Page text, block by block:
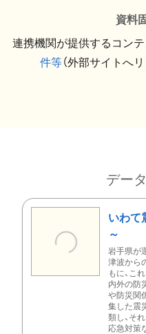
資料
連携機関が提供するコンテ
件等（外部サイトへ
デー
いわて
～
岩手県が
津波から
もに、こ
内外の防
や防災関
集した震
類し、そ
応急対策